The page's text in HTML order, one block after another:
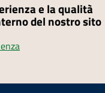
e la qualità
del nostro sito